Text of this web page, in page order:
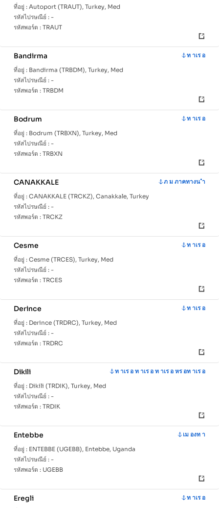
ที่อยู่ : Autoport (TRAUT), Turkey, Med
รหัสไปรษณีย์ : -
รหัสพอร์ต : TRAUT
Bandirma
ท าเร อ
ที่อยู่ : Bandirma (TRBDM), Turkey, Med
รหัสไปรษณีย์ : -
รหัสพอร์ต : TRBDM
Bodrum
ท าเร อ
ที่อยู่ : Bodrum (TRBXN), Turkey, Med
รหัสไปรษณีย์ : -
รหัสพอร์ต : TRBXN
CANAKKALE
ภ ม ภาคทางน ำ
ที่อยู่ : CANAKKALE (TRCKZ), Canakkale, Turkey
รหัสไปรษณีย์ : -
รหัสพอร์ต : TRCKZ
Cesme
ท าเร อ
ที่อยู่ : Cesme (TRCES), Turkey, Med
รหัสไปรษณีย์ : -
รหัสพอร์ต : TRCES
Derince
ท าเร อ
ที่อยู่ : Derince (TRDRC), Turkey, Med
รหัสไปรษณีย์ : -
รหัสพอร์ต : TRDRC
Dikili
ท าเร อ ท าเร อ ท าเร อ หร อท าเร อ
ที่อยู่ : Dikili (TRDIK), Turkey, Med
รหัสไปรษณีย์ : -
รหัสพอร์ต : TRDIK
Entebbe
เม องท า
ที่อยู่ : ENTEBBE (UGEBB), Entebbe, Uganda
รหัสไปรษณีย์ : -
รหัสพอร์ต : UGEBB
Eregli
ท าเร อ